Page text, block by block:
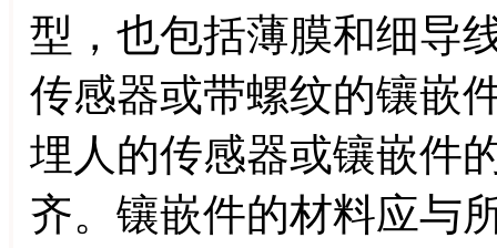
型，也包括薄膜和细导
传感器或带螺纹的镶嵌
埋人的传感器或镶嵌件
齐。镶嵌件的材料应与